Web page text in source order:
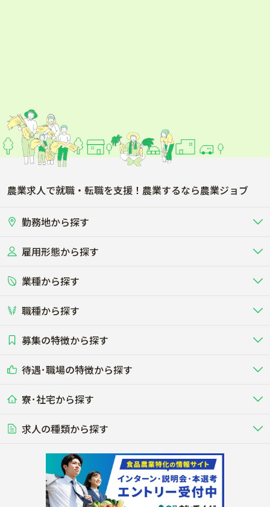
農業求人で就職・転職を支援！農業するなら農業ジョブ
勤務地から探す
北海道
関東
東海
雇用形態から探す
正社員 バイト・アルバイト・パート
短期アルバイト
その他（独立・副業など）
業種から探す
畜産（酪農･肉牛･養豚･養鶏など）
酪農
する牧場
養豚
る養豚場
レースで活躍する馬の手入れや子馬
その他畜産
その他動物の畜産業（羊、ウズラな
ど）
畑・圃場で野菜・穀物を生産 ビニールハウスで多様な野菜の生産
稲作
ビニールハウスで観賞用植物の栽
植物工場
環境制御された工場で野菜の生産管
理
農業資材･肥料
農場設備・肥料・飼料の生産・流
農業用の機械・機材の開発・販
流通･商社
農産物・農産品の物流・卸し・輸出
入
その他業種
木材の植林・伐採・加工、または
漁業･養殖
魚介類の採捕・養殖、または水産加
工場
職種から探す
農場･牧場･現場職
専門職（獣医師･人工授精師･
研究･開発 WEB･IT
その他職種
募集の特徴から探す
未経験歓迎
学歴不問
50代採用実績あり
AT免許OK
内定まで最短1週間 管理者･幹部採用
待遇･職場の特徴から探す
社会保険完備
食事補助あり
年間休日100日以上
経験者優遇 独立支援可能
寮･社宅から探す
単身寮あり
寮･社宅相談可
求人の種類から探す
転職おまかせ求人